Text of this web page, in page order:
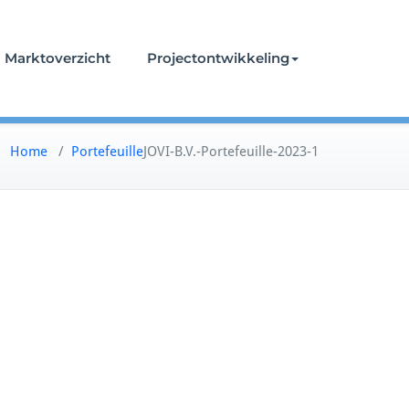
Marktoverzicht Projectontwikkeling
Home / PortefeuilleJOVI-B.V.-Portefeuille-2023-1